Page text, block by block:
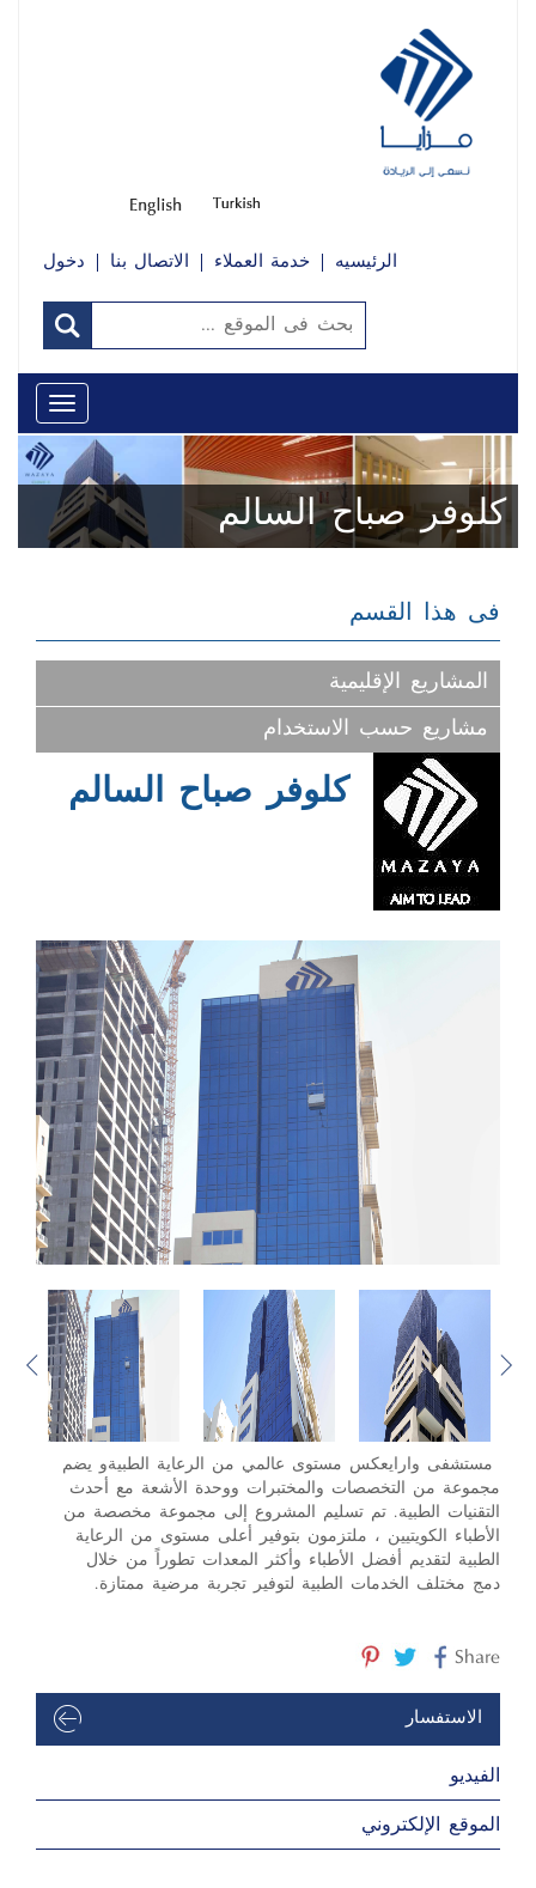
الرئيسيه خدمة العملاء الاتصال بنا دخول
Toggle
نبذة عنا
أشخاص
الأعمال المستدامه
خدماتنا
علاقات المستثمرين
كلوفر صباح السالم
فى هذا القسم
المشاريع الإقليمية
مشاريع حسب الاستخدام
كلوفر صباح السالم
مستشفى وارايعكس مستوى عالمي من الرعاية الطبيةو يضم
مجموعة من التخصصات والمختبرات ووحدة الأشعة مع أحدث
التقنيات الطبية. تم تسليم المشروع إلى مجموعة مخصصة من
الأطباء الكويتيين ، ملتزمون بتوفير أعلى مستوى من الرعاية
الطبية لتقديم أفضل الأطباء وأكثر المعدات تطوراً من خلال
دمج مختلف الخدمات الطبية لتوفير تجربة مرضية ممتازة.
Share
الاستفسار
الفيديو
الموقع الإلكتروني